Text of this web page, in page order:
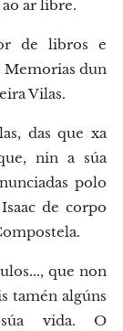
ao ar libre.
de libros e
Memorias dun
Vilas.
das que xa
nin a súa
polo
de corpo
que non
tamén algúns
vida. O